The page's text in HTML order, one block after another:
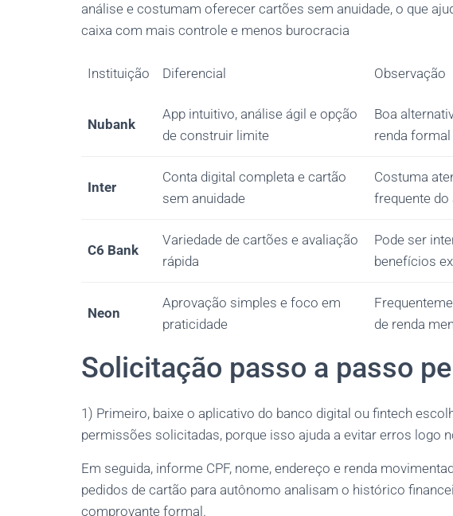
análise e costumam oferecer cartões sem anuidade, o que
caixa com mais controle e menos burocracia
Instituição Diferencial Observação
Nubank
App intuitivo, análise ágil e opção
de construir limite
Boa
renda
Inter
Conta digital completa e cartão
sem anuidade
Costuma
frequente do
C6 Bank
Variedade de cartões e avaliação
rápida
Pode ser
benefícios
Neon
Aprovação simples e foco em
praticidade
de renda
Solicitação passo a passo
1) Primeiro, baixe o aplicativo do banco digital ou fintech
permissões solicitadas, porque isso ajuda a evitar erros logo
Em seguida, informe CPF, nome, endereço e renda
pedidos de cartão para autônomo analisam o histórico
comprovante formal.